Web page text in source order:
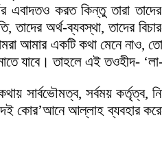
করত কিন্তু তারা তাদের
তাদের অর্থ-ব্যবস্থা, তাদের
আমার একটি কথা মেনে নাও,
যাবে। তাহলে এই তওহীদ-
সর্বময় কর্তৃত্ব,
কোর’আনে আল্লাহ ব্যবহার